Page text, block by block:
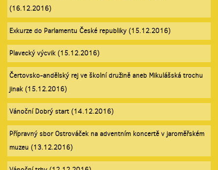
(16.12.2016)
Exkurze do Parlamentu České republiky (15.12.2016)
Plavecký výcvik (15.12.2016)
Čertovsko-andělský rej ve školní družině aneb Mikulášská trochu
jinak (15.12.2016)
Vánoční Dobrý start (14.12.2016)
Přípravný sbor Ostrováček na adventním koncertě v jaroměřském
muzeu (13.12.2016)